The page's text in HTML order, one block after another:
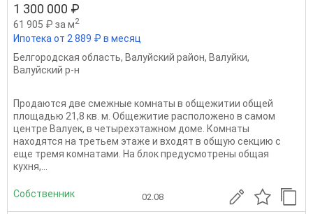
1 300 000 ₽
61 905 ₽ за м2
Ипотека от 2 889 ₽ в месяц
Белгородская область, Валуйский район, Валуйки,
Валуйский р-н
Продаются две смежные комнаты в общежитии общей
площадью 21,8 кв. м. Общежитие расположено в самом
центре Валуек, в четырехэтажном доме. Комнаты
находятся на третьем этаже и входят в общую секцию с
еще тремя комнатами. На блок предусмотрены общая
кухня,...
Собственник 02.08